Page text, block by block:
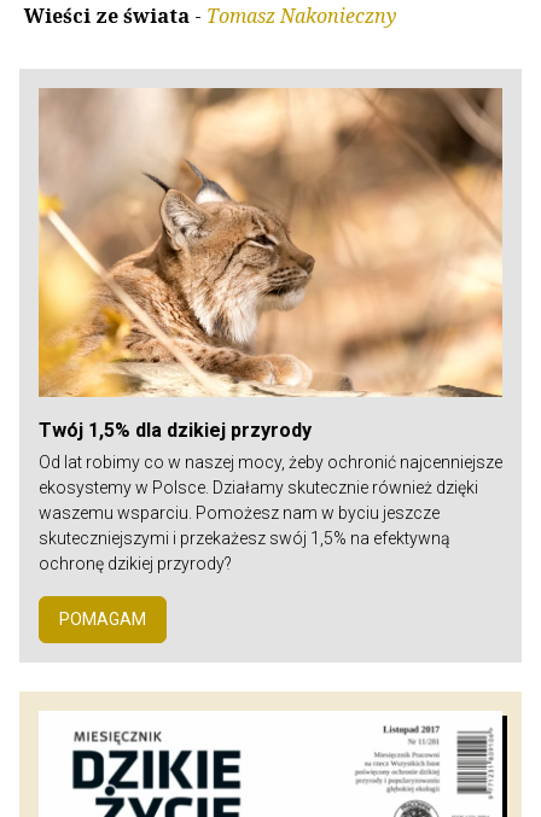
Wieści ze świata - Tomasz Nakonieczny
Twój 1,5% dla dzikiej przyrody
Od lat robimy co w naszej mocy, żeby ochronić najcenniejsze
ekosystemy w Polsce. Działamy skutecznie również dzięki
waszemu wsparciu. Pomożesz nam w byciu jeszcze
skuteczniejszymi i przekażesz swój 1,5% na efektywną
ochronę dzikiej przyrody?
POMAGAM